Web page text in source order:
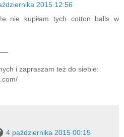
2015 12:56
nie kupiłam tych cotton balls w
i zapraszam też do siebie:
4 października 2015 00:15